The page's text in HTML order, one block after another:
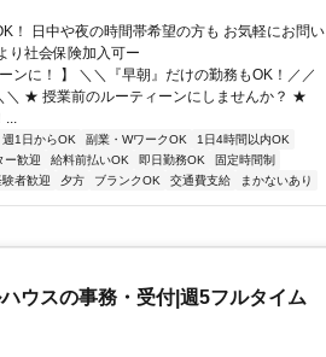
！ 日中や夜の時間帯希望の方も お気軽にお問い
り社会保険加入可ー
ンに！ 】 ＼＼『早朝』だけの勤務もOK！／／
＼ ★ 授業前のルーティーンにしませんか？ ★
...
週1日からOK 副業・WワークOK
1日4時間以内OK
ー歓迎 給料前払いOK 即日勤務OK
固定時間制
験者歓迎 夕方 ブランクOK 交通費支給 まかないあり
ウスの事務・受付|週5フルタイム